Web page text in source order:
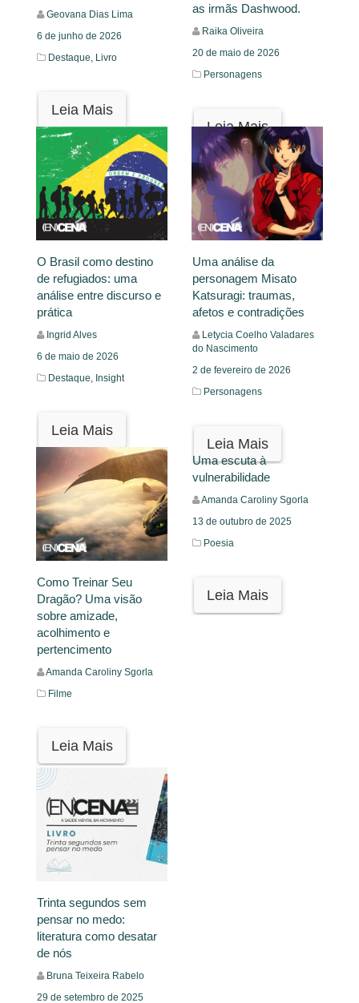
Geovana Dias Lima
6 de junho de 2026
Destaque, Livro
Leia Mais
as irmãs Dashwood.
Raika Oliveira
20 de maio de 2026
Personagens
Leia Mais
O Brasil como destino
de refugiados: uma
análise entre discurso e
prática
Ingrid Alves
6 de maio de 2026
Destaque, Insight
Leia Mais
Uma análise da
personagem Misato
Katsuragi: traumas,
afetos e contradições
Letycia Coelho Valadares
do Nascimento
2 de fevereiro de 2026
Personagens
Leia Mais
Como Treinar Seu
Dragão? Uma visão
sobre amizade,
acolhimento e
pertencimento
Amanda Caroliny Sgorla
Filme
Leia Mais
Uma escuta à
vulnerabilidade
Amanda Caroliny Sgorla
13 de outubro de 2025
Poesia
Leia Mais
Trinta segundos sem
pensar no medo:
literatura como desatar
de nós
Bruna Teixeira Rabelo
29 de setembro de 2025